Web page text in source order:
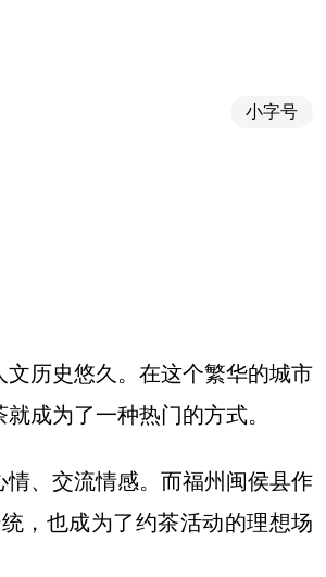
小字号
历史悠久。在这个繁华的城市
成为了一种热门的方式。
、交流情感。而福州闽侯县作
，也成为了约茶活动的理想场